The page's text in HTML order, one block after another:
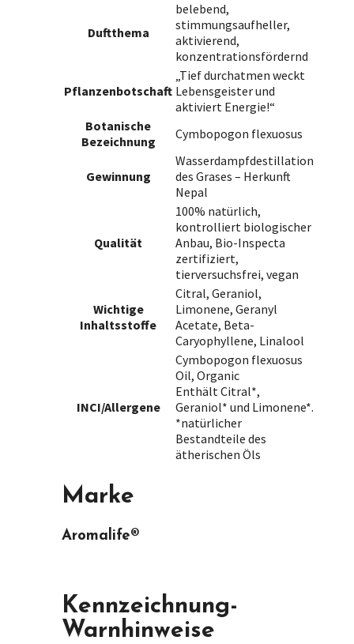
Duftthema
belebend,
stimmungsaufheller,
aktivierend,
konzentrationsfördernd
Pflanzenbotschaft
„Tief durchatmen weckt
Lebensgeister und
aktiviert Energie!“
Botanische
Bezeichnung
Cymbopogon flexuosus
Gewinnung
Wasserdampfdestillation
des Grases – Herkunft
Nepal
Qualität
100% natürlich,
kontrolliert biologischer
Anbau, Bio-Inspecta
zertifiziert,
tierversuchsfrei, vegan
Wichtige
Inhaltsstoffe
Citral, Geraniol,
Limonene, Geranyl
Acetate, Beta-
Caryophyllene, Linalool
INCI/Allergene
Cymbopogon flexuosus
Oil, Organic
Enthält Citral*,
Geraniol* und Limonene*.
*natürlicher
Bestandteile des
ätherischen Öls
Marke
Aromalife®
Kennzeichnung-
Warnhinweise